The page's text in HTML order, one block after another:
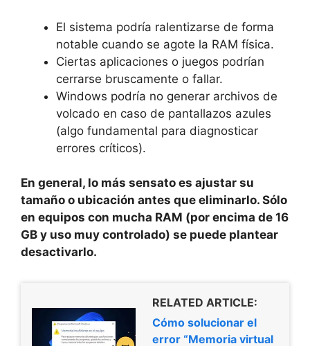
El sistema podría ralentizarse de forma
notable cuando se agote la RAM física.
Ciertas aplicaciones o juegos podrían
cerrarse bruscamente o fallar.
Windows podría no generar archivos de
volcado en caso de pantallazos azules
(algo fundamental para diagnosticar
errores críticos).
En general, lo más sensato es ajustar su
tamaño o ubicación antes que eliminarlo. Sólo
en equipos con mucha RAM (por encima de 16
GB y uso muy controlado) se puede plantear
desactivarlo.
RELATED ARTICLE:
Cómo solucionar el
error “Memoria virtual